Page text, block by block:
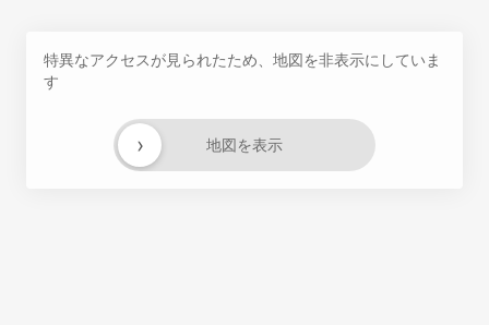
特異なアクセスが見られたため、地図を非表示にしていま
す
地図を表示
›